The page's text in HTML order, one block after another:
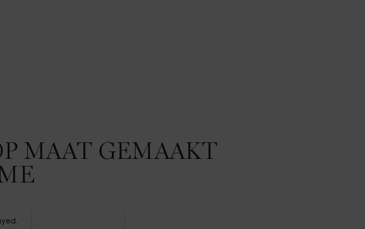
MAAT GEMAAKT